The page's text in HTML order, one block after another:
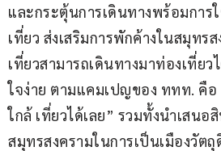
และกระตุ้นการเดินทางพร้อมการ
เที่ยว ส่งเสริมการพักค้างในสมุทร
เที่ยวสามารถเดินทางมาท่องเที่ย
ใจง่าย ตามแคมเปญของ ททท. คือ
ใกล้ เที่ยวได้เลย” รวมทั้งนำเสน
สมุทรสงครามในการเป็นเมืองวัต